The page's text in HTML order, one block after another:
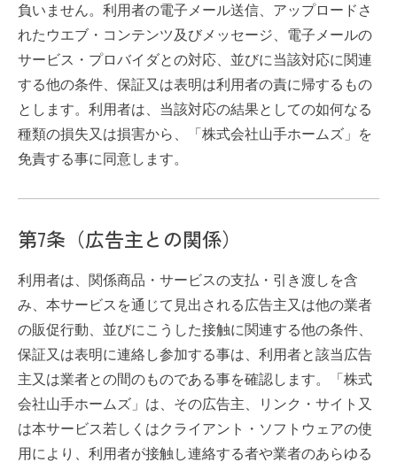
負いません。利用者の電子メール送信、アップロードさ
れたウエブ・コンテンツ及びメッセージ、電子メールの
サービス・プロバイダとの対応、並びに当該対応に関連
する他の条件、保証又は表明は利用者の責に帰するもの
とします。利用者は、当該対応の結果としての如何なる
種類の損失又は損害から、「株式会社山手ホームズ」を
免責する事に同意します。
第7条（広告主との関係）
利用者は、関係商品・サービスの支払・引き渡しを含
み、本サービスを通じて見出される広告主又は他の業者
の販促行動、並びにこうした接触に関連する他の条件、
保証又は表明に連絡し参加する事は、利用者と該当広告
主又は業者との間のものである事を確認します。「株式
会社山手ホームズ」は、その広告主、リンク・サイト又
は本サービス若しくはクライアント・ソフトウェアの使
用により、利用者が接触し連絡する者や業者のあらゆる